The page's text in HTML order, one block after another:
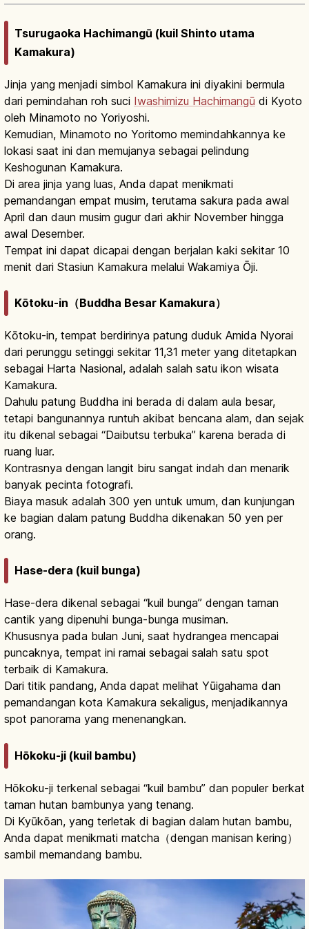
Tsurugaoka Hachimangū (kuil Shinto utama
Kamakura)
Jinja yang menjadi simbol Kamakura ini diyakini bermula
dari pemindahan roh suci Iwashimizu Hachimangū di Kyoto
oleh Minamoto no Yoriyoshi.
Kemudian, Minamoto no Yoritomo memindahkannya ke
lokasi saat ini dan memujanya sebagai pelindung
Keshogunan Kamakura.
Di area jinja yang luas, Anda dapat menikmati
pemandangan empat musim, terutama sakura pada awal
April dan daun musim gugur dari akhir November hingga
awal Desember.
Tempat ini dapat dicapai dengan berjalan kaki sekitar 10
menit dari Stasiun Kamakura melalui Wakamiya Ōji.
Kōtoku-in（Buddha Besar Kamakura）
Kōtoku-in, tempat berdirinya patung duduk Amida Nyorai
dari perunggu setinggi sekitar 11,31 meter yang ditetapkan
sebagai Harta Nasional, adalah salah satu ikon wisata
Kamakura.
Dahulu patung Buddha ini berada di dalam aula besar,
tetapi bangunannya runtuh akibat bencana alam, dan sejak
itu dikenal sebagai “Daibutsu terbuka” karena berada di
ruang luar.
Kontrasnya dengan langit biru sangat indah dan menarik
banyak pecinta fotografi.
Biaya masuk adalah 300 yen untuk umum, dan kunjungan
ke bagian dalam patung Buddha dikenakan 50 yen per
orang.
Hase-dera (kuil bunga)
Hase-dera dikenal sebagai “kuil bunga” dengan taman
cantik yang dipenuhi bunga-bunga musiman.
Khususnya pada bulan Juni, saat hydrangea mencapai
puncaknya, tempat ini ramai sebagai salah satu spot
terbaik di Kamakura.
Dari titik pandang, Anda dapat melihat Yūigahama dan
pemandangan kota Kamakura sekaligus, menjadikannya
spot panorama yang menenangkan.
Hōkoku-ji (kuil bambu)
Hōkoku-ji terkenal sebagai “kuil bambu” dan populer berkat
taman hutan bambunya yang tenang.
Di Kyūkōan, yang terletak di bagian dalam hutan bambu,
Anda dapat menikmati matcha（dengan manisan kering）
sambil memandang bambu.